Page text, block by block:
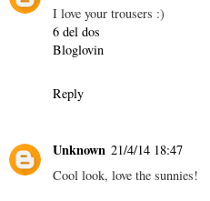
I love your trousers :)
6 del dos
Bloglovin
Reply
Unknown 21/4/14 18:47
Cool look, love the sunnies!